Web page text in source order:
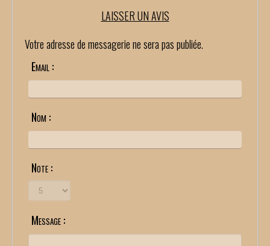
LAISSER UN AVIS
Votre adresse de messagerie ne sera pas publiée.
Email :
Nom :
Note :
Message :